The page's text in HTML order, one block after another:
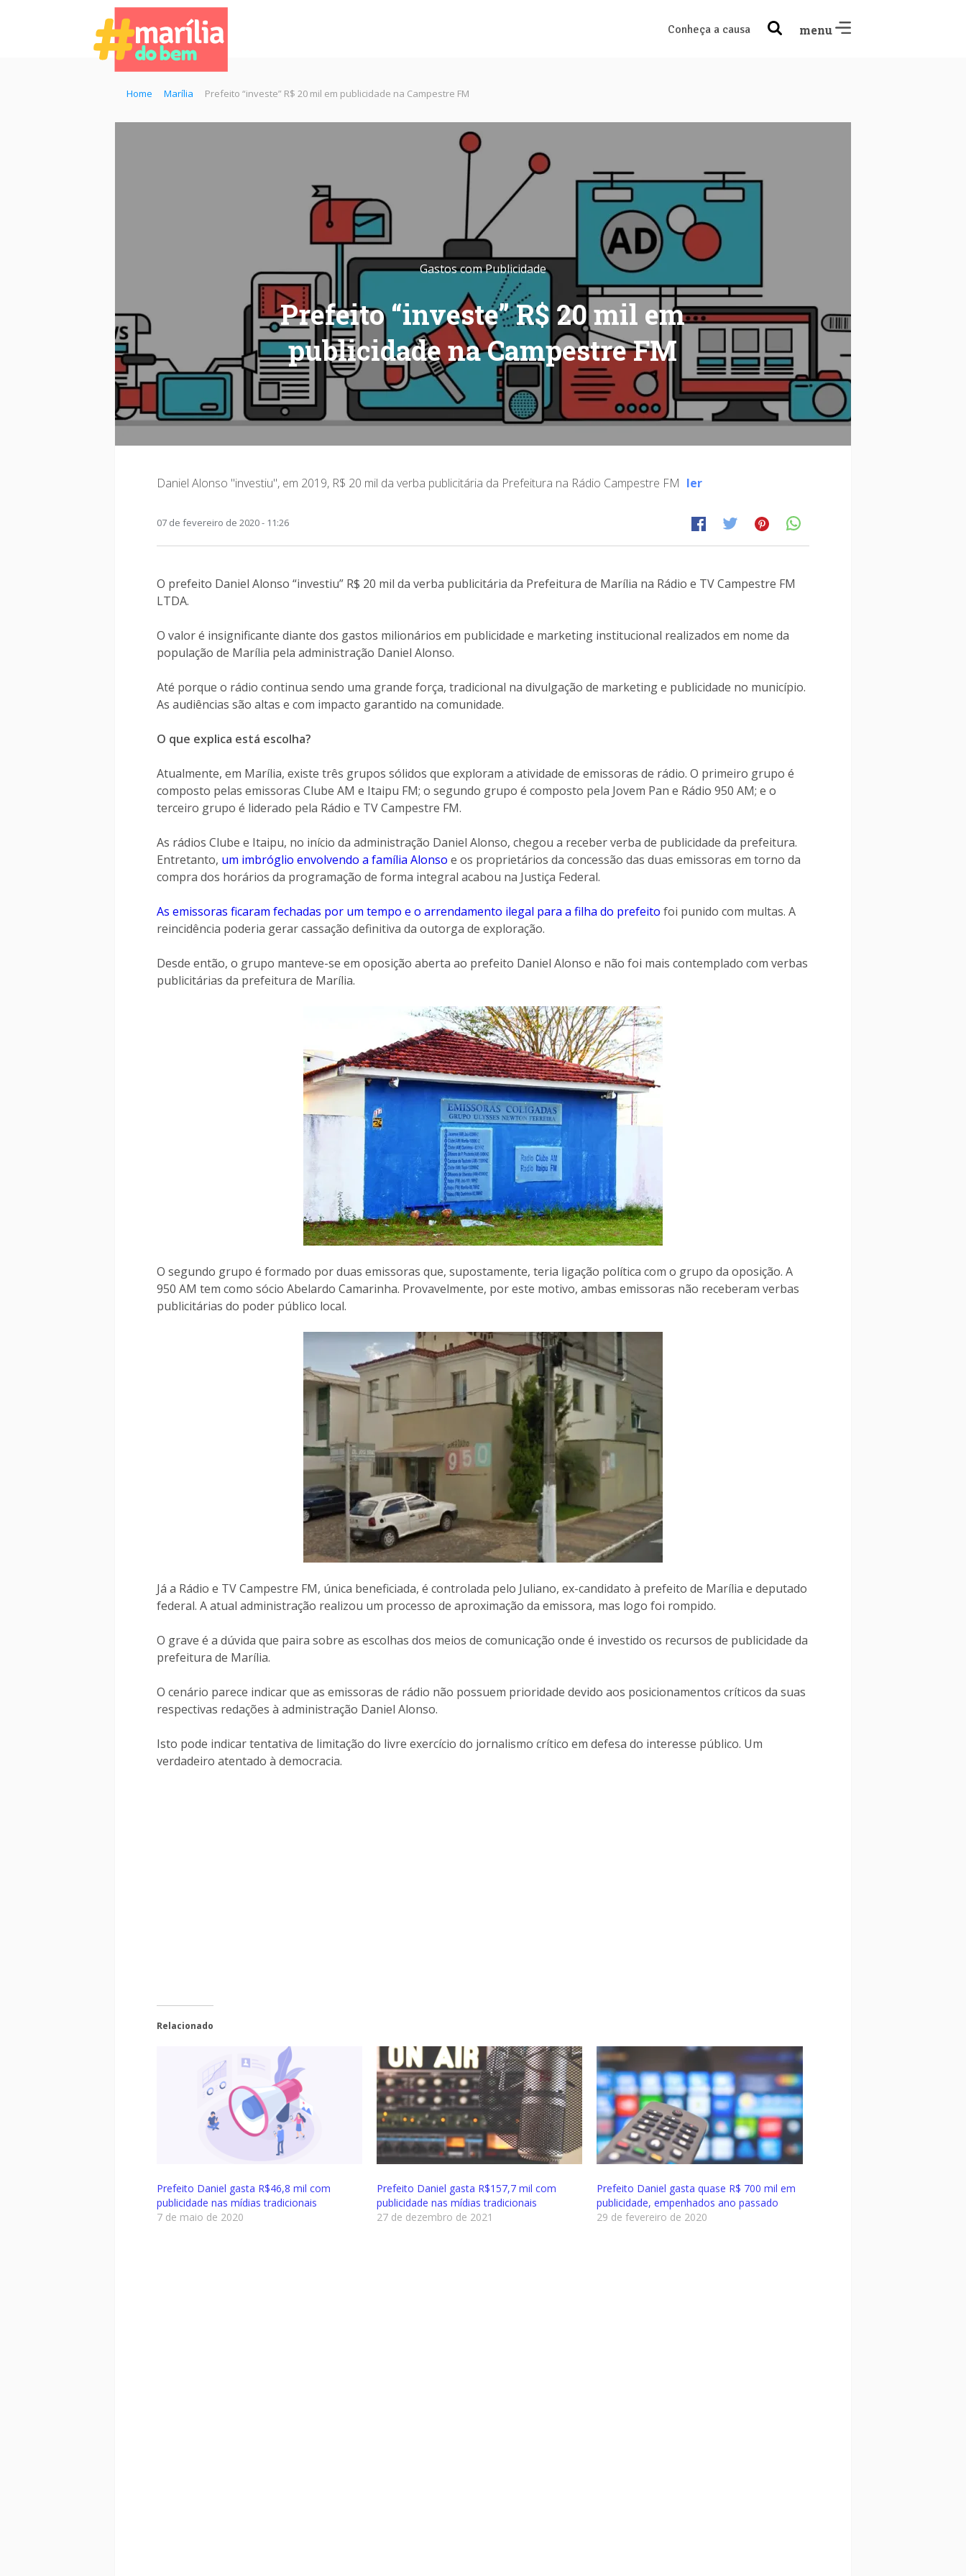
Conheça a causa menu
Home Marília Prefeito “investe” R$ 20 mil em publicidade na Campestre FM
Gastos com Publicidade
Prefeito “investe” R$ 20 mil em
publicidade na Campestre FM
Daniel Alonso "investiu", em 2019, R$ 20 mil da verba publicitária da Prefeitura na Rádio Campestre FM ler
07 de fevereiro de 2020 - 11:26
O prefeito Daniel Alonso “investiu” R$ 20 mil da verba publicitária da Prefeitura de Marília na Rádio e TV Campestre FM
LTDA.
O valor é insignificante diante dos gastos milionários em publicidade e marketing institucional realizados em nome da
população de Marília pela administração Daniel Alonso.
Até porque o rádio continua sendo uma grande força, tradicional na divulgação de marketing e publicidade no município.
As audiências são altas e com impacto garantido na comunidade.
O que explica está escolha?
Atualmente, em Marília, existe três grupos sólidos que exploram a atividade de emissoras de rádio. O primeiro grupo é
composto pelas emissoras Clube AM e Itaipu FM; o segundo grupo é composto pela Jovem Pan e Rádio 950 AM; e o
terceiro grupo é liderado pela Rádio e TV Campestre FM.
As rádios Clube e Itaipu, no início da administração Daniel Alonso, chegou a receber verba de publicidade da prefeitura.
Entretanto, um imbróglio envolvendo a família Alonso e os proprietários da concessão das duas emissoras em torno da
compra dos horários da programação de forma integral acabou na Justiça Federal.
As emissoras ficaram fechadas por um tempo e o arrendamento ilegal para a filha do prefeito foi punido com multas. A
reincidência poderia gerar cassação definitiva da outorga de exploração.
Desde então, o grupo manteve-se em oposição aberta ao prefeito Daniel Alonso e não foi mais contemplado com verbas
publicitárias da prefeitura de Marília.
O segundo grupo é formado por duas emissoras que, supostamente, teria ligação política com o grupo da oposição. A
950 AM tem como sócio Abelardo Camarinha. Provavelmente, por este motivo, ambas emissoras não receberam verbas
publicitárias do poder público local.
Já a Rádio e TV Campestre FM, única beneficiada, é controlada pelo Juliano, ex-candidato à prefeito de Marília e deputado
federal. A atual administração realizou um processo de aproximação da emissora, mas logo foi rompido.
O grave é a dúvida que paira sobre as escolhas dos meios de comunicação onde é investido os recursos de publicidade da
prefeitura de Marília.
O cenário parece indicar que as emissoras de rádio não possuem prioridade devido aos posicionamentos críticos da suas
respectivas redações à administração Daniel Alonso.
Isto pode indicar tentativa de limitação do livre exercício do jornalismo crítico em defesa do interesse público. Um
verdadeiro atentado à democracia.
Relacionado
Prefeito Daniel gasta R$46,8 mil com
publicidade nas mídias tradicionais
7 de maio de 2020
Prefeito Daniel gasta R$157,7 mil com
publicidade nas mídias tradicionais
27 de dezembro de 2021
Prefeito Daniel gasta quase R$ 700 mil em
publicidade, empenhados ano passado
29 de fevereiro de 2020